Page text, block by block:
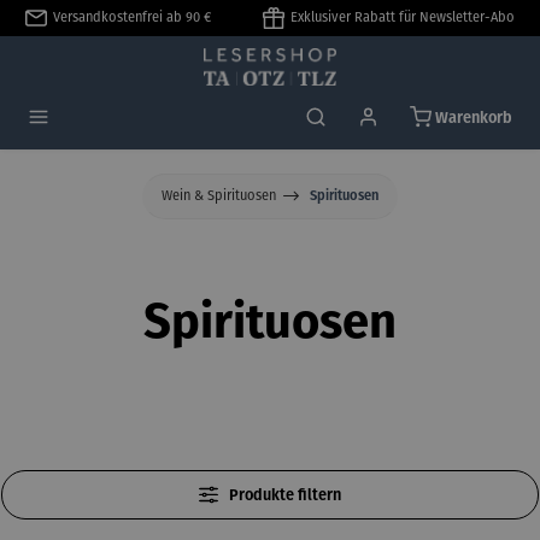
springen
Versandkostenfrei ab 90 € Exklusiver Rabatt für Newsletter-Abo
Warenkorb
Wein & Spirituosen Spirituosen
Spirituosen
Produkte filtern